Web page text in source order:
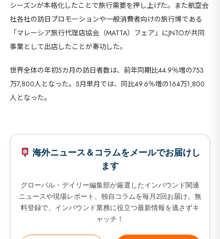
シーズンが本格化したことで旅行需要を押し上げた。また航空会
社各社の訪日プロモーションや一般消費者向けの旅行博である
「マレーシア旅行代理店協会（MATTA）フェア」にJNTOが共同
事業として出店したことが奏功した。
世界全体の年初5カ月の訪日者数は、前年同期比44.9％増の753
万7,800人となった。5月単月では、同比49.6％増の164万1,800
人となった。
海外ニュース＆コラムをメールでお届けし
ます
グローバル・デイリー編集部が厳選したインバウンド関連
ニュースや現場レポート、独自コラムを毎月2回お届け。無
料登録で、インバウンド業務に役立つ最新情報を逃さずキ
ャッチ！